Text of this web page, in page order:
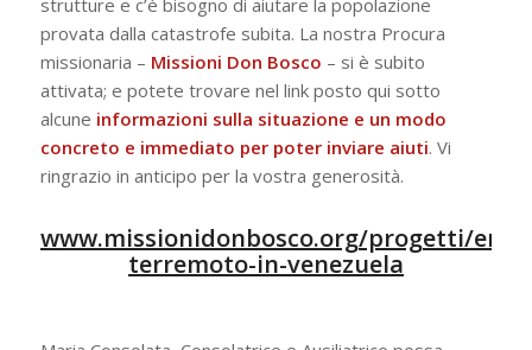
provata dalla catastrofe subita. La nostra Procura
missionaria – Missioni Don Bosco – si è subito
attivata; e potete trovare nel link posto qui sotto
alcune informazioni sulla situazione e un modo
concreto e immediato per poter inviare aiuti. Vi
ringrazio in anticipo per la vostra generosità.
www.missionidonbosco.org/progetti/
terremoto-in-venezuela